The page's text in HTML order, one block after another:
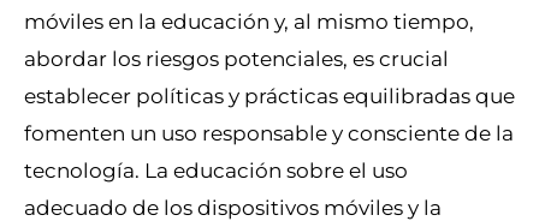
móviles en la educación y, al mismo tiempo,
abordar los riesgos potenciales, es crucial
establecer políticas y prácticas equilibradas que
fomenten un uso responsable y consciente de la
tecnología. La educación sobre el uso
adecuado de los dispositivos móviles y la